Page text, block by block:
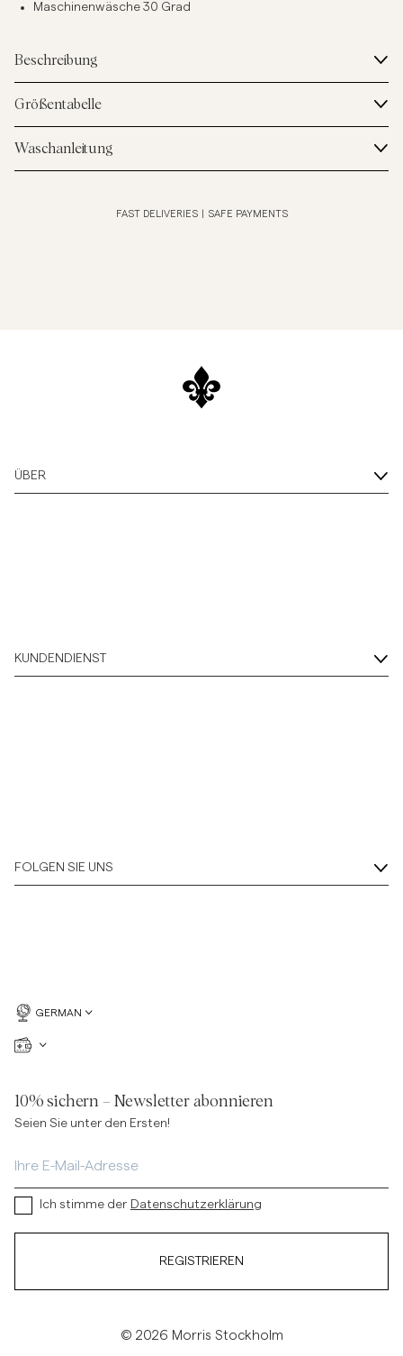
Maschinenwäsche 30 Grad
Beschreibung
Größentabelle
Waschanleitung
FAST DELIVERIES SAFE PAYMENTS
ÜBER
KUNDENDIENST
FOLGEN SIE UNS
GERMAN
10% sichern – Newsletter abonnieren
Seien Sie unter den Ersten!
Ich stimme der Datenschutzerklärung
REGISTRIEREN
© 2026 Morris Stockholm